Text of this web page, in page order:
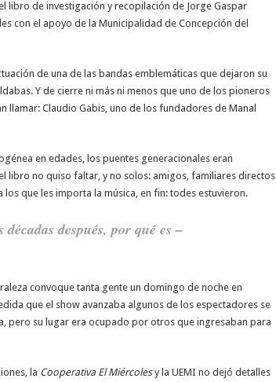
libro de investigación y recopilación de Jorge Gaspar
con el apoyo de la Municipalidad de Concepción del
de una de las bandas emblemáticas que dejaron su
Y de cierre ni más ni menos que uno de los pioneros
Claudio Gabis, uno de los fundadores de Manal
en edades, los puentes generacionales eran
libro no quiso faltar, y no solos: amigos, familiares directos
que les importa la música, en fin: todes estuvieron.
después, por qué es –
convoque tanta gente un domingo de noche en
que el show avanzaba algunos de los espectadores se
pero su lugar era ocupado por otros que ingresaban para
la Cooperativa El Miércolesy la UEMI no dejó detalles